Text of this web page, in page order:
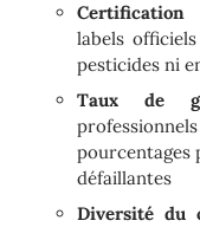
Certification
labels
pesticides ni
Taux de
pourcentages
défaillantes
Diversité du